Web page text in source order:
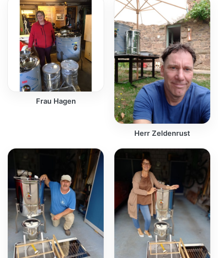
Frau Hagen
Herr Zeldenrust